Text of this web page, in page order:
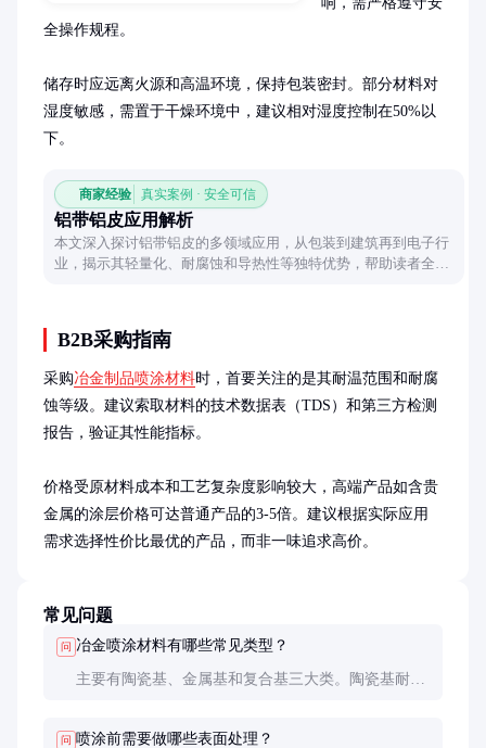
全操作规程。
储存时应远离火源和高温环境，保持包装密封。部分材料对
湿度敏感，需置于干燥环境中，建议相对湿度控制在50%以
下。
商家经验 真实案例 · 安全可信
铝带铝皮应用解析
本文深入探讨铝带铝皮的多领域应用，从包装到建筑再到电子行
业，揭示其轻量化、耐腐蚀和导热性等独特优势，帮助读者全面
B2B采购指南
采购冶金制品喷涂材料时，首要关注的是其耐温范围和耐腐
蚀等级。建议索取材料的技术数据表（TDS）和第三方检测
报告，验证其性能指标。
价格受原材料成本和工艺复杂度影响较大，高端产品如含贵
金属的涂层价格可达普通产品的3-5倍。建议根据实际应用
需求选择性价比最优的产品，而非一味追求高价。
常见问题
问 冶金喷涂材料有哪些常见类型？
主要有陶瓷基、金属基和复合基三大类。陶瓷基耐温
问 喷涂前需要做哪些表面处理？